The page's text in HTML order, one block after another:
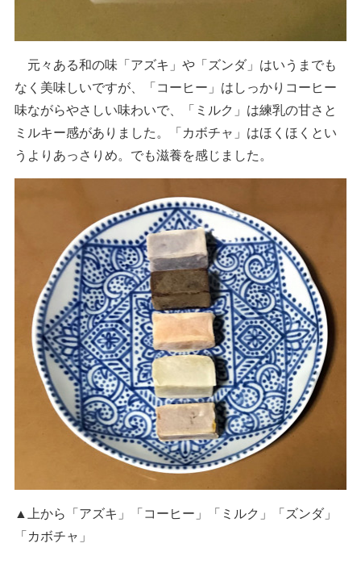
元々ある和の味「アズキ」や「ズンダ」はいうまでも
なく美味しいですが、「コーヒー」はしっかりコーヒー
味ながらやさしい味わいで、「ミルク」は練乳の甘さと
ミルキー感がありました。「カボチャ」はほくほくとい
うよりあっさりめ。でも滋養を感じました。
▲上から「アズキ」「コーヒー」「ミルク」「ズンダ」
「カボチャ」